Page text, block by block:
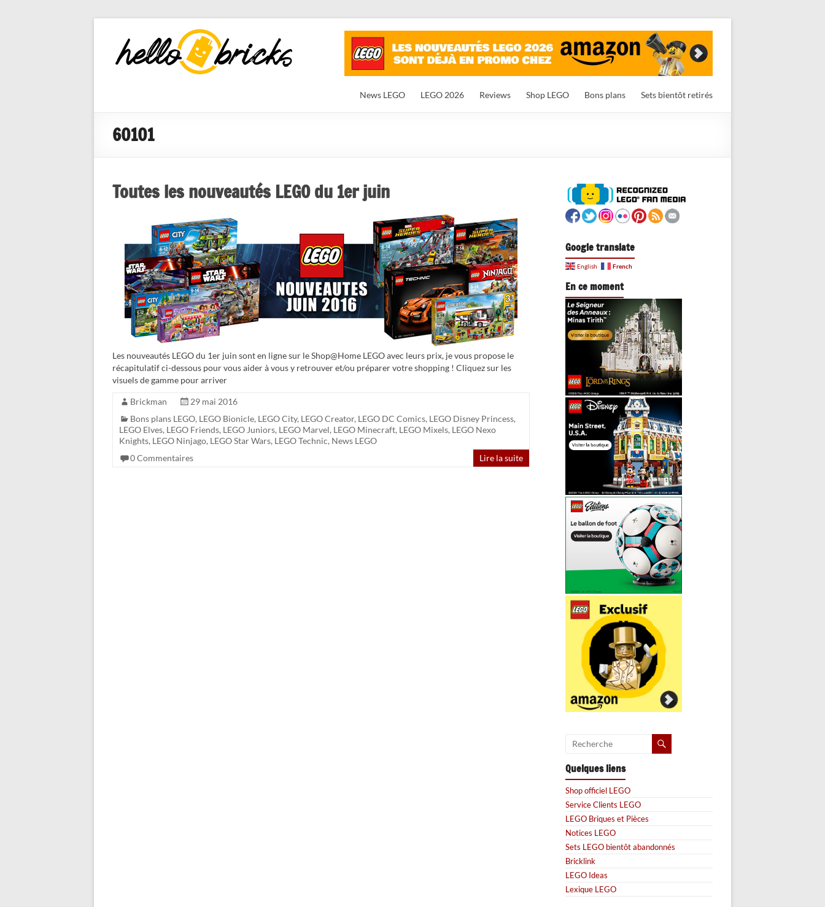
HelloBricks
Blog LEGO,
nouveaut�s
News LEGO LEGO 2026 Reviews Shop LEGO Bons plans Sets bientôt retirés
60101
Toutes les nouveautés LEGO du 1er juin
Les nouveautés LEGO du 1er juin sont en ligne sur le Shop@Home LEGO avec leurs prix, je vous propose le
récapitulatif ci-dessous pour vous aider à vous y retrouver et/ou préparer votre shopping ! Cliquez sur les
visuels de gamme pour arriver
Brickman
29 mai 2016
Bons plans LEGO, LEGO Bionicle, LEGO City, LEGO Creator, LEGO DC Comics, LEGO Disney Princess,
LEGO Elves, LEGO Friends, LEGO Juniors, LEGO Marvel, LEGO Minecraft, LEGO Mixels, LEGO Nexo
Knights, LEGO Ninjago, LEGO Star Wars, LEGO Technic, News LEGO
0 Commentaires
Lire la suite
Google translate
English French
En ce moment
Quelques liens
Shop officiel LEGO
Service Clients LEGO
LEGO Briques et Pièces
Notices LEGO
Sets LEGO bientôt abandonnés
Bricklink
LEGO Ideas
Lexique LEGO